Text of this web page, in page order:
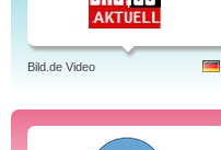
Bild.de Video